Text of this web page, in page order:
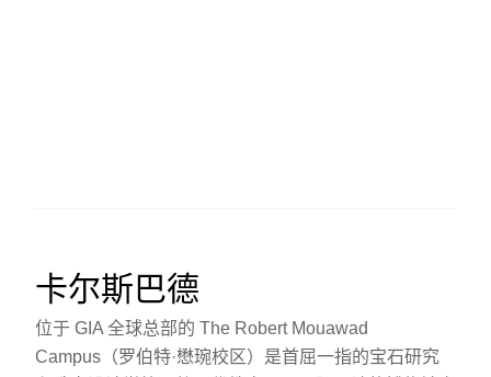
卡尔斯巴德
位于 GIA 全球总部的 The Robert Mouawad
Campus（罗伯特·懋琬校区）是首屈一指的宝石研究